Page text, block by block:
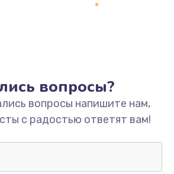
Не включается
1400 руб.
Заказать
Нет звука
вопросы?
вопросы напишите нам,
с радостью ответят вам!